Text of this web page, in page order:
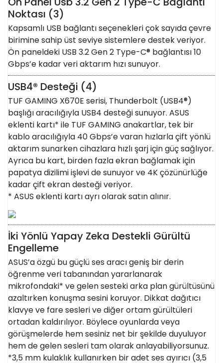
Noktası (3)
Kapsamlı USB bağlantı seçenekleri çok sayıda çevre
birimine sahip üst seviye sistemlere destek veriyor.
Ön paneldeki USB 3.2 Gen 2 Type-C® bağlantısı 10
Gbps’e kadar veri aktarım hızı sunuyor.
USB4® Desteği (4)
TUF GAMING X670E serisi, Thunderbolt (USB4®)
başlığı aracılığıyla USB4 desteği sunuyor. ASUS
eklenti kartı* ile TUF GAMING anakartlar, tek bir
kablo aracılığıyla 40 Gbps’e varan hızlarla çift yönlü
aktarım sunarken cihazlara hızlı şarj için güç sağlıyor.
Ayrıca bu kart, birden fazla ekran bağlamak için
papatya dizilimi işlevi de sunuyor ve 4K çözünürlüğe
kadar çift ekran desteği veriyor.
* ASUS eklenti kartı ayrı olarak satın alınır.
İki Yönlü Yapay Zeka Destekli Gürültü
Engelleme
ASUS’a özgü bu güçlü ses aracı geniş bir derin
öğrenme veri tabanından yararlanarak
mikrofondaki* ve gelen sesteki arka plan gürültüsünü
azaltırken konuşma sesini koruyor. Dikkat dağıtıcı
klavye ve fare sesleri ve diğer ortam gürültüleri
ortadan kaldırılıyor. Böylece oyunlarda veya
görüşmelerde hem sesiniz net bir şekilde duyuluyor
hem de gelen sesleri tam olarak anlayabiliyorsunuz.
*3,5 mm kulaklık kullanırken bir adet ses ayırıcı (3,5